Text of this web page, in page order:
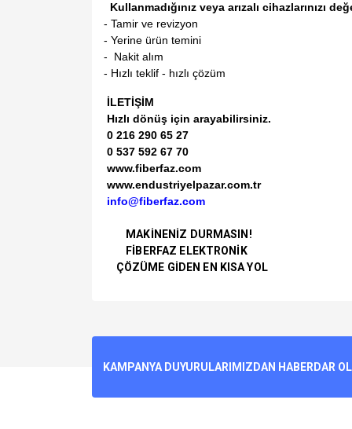
Kullanmadığınız veya arızalı cihazlarınızı
- Tamir ve revizyon
- Yerine ürün temini
- Nakit alım
- Hızlı teklif - hızlı çözüm
İLETİŞİM
Hızlı dönüş için arayabilirsiniz.
0 216 290 65 27
0 537 592 67 70
www.fiberfaz.com
www.endustriyelpazar.com.tr
info@fiberfaz.com
MAKİNENİZ DURMASIN!
FİBERFAZ ELEKTRONİK
ÇÖZÜME GİDEN EN KISA YOL
Ürün resmi kalitesiz, bozuk veya
KAMPANYA DUYURULARIMIZDAN HABERDAR